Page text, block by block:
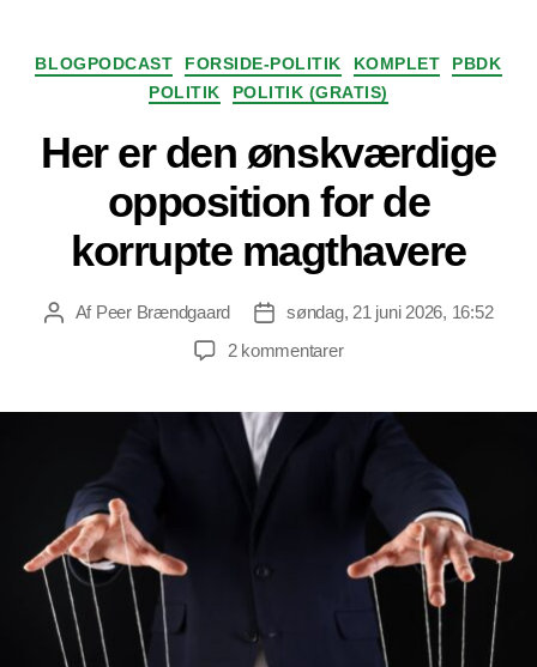
Kategorier
BLOGPODCAST FORSIDE-POLITIK KOMPLET
PBDK
POLITIK
POLITIK (GRATIS)
Her er den ønskværdige
opposition for de
korrupte magthavere
Indlægsforfatter
Af Peer Brændgaard Indlægsdato
søndag, 21 juni 2026, 16:52
2 kommentarertil
ønskværdige
korrupte
magthavere